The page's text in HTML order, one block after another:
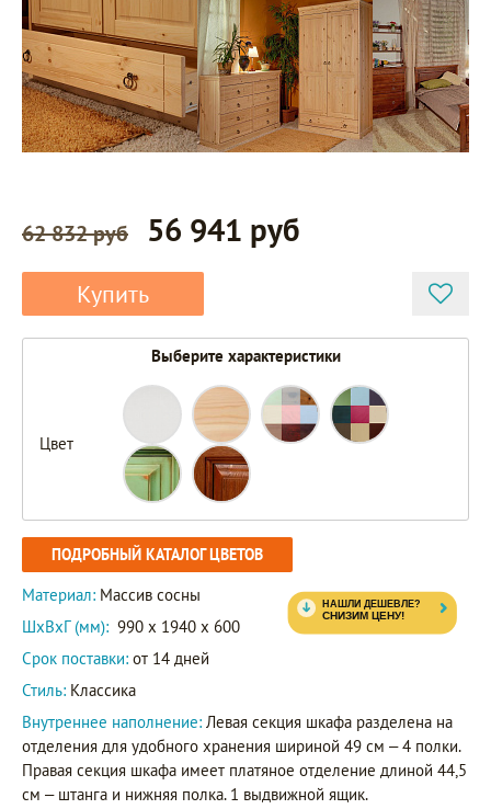
62 832 руб 56 941 руб
Купить
Выберите характеристики
Цвет
ПОДРОБНЫЙ КАТАЛОГ ЦВЕТОВ
Материал: Массив сосны
ШxВxГ (мм): 990 x 1940 x 600
Срок поставки: от 14 дней
Стиль: Классика
Внутреннее наполнение: Левая секция шкафа разделена на
отделения для удобного хранения шириной 49 см – 4 полки.
Правая секция шкафа имеет платяное отделение длиной 44,5
см – штанга и нижняя полка. 1 выдвижной ящик.